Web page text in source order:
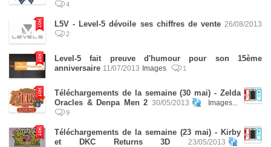
4
L5V - Level-5 dévoile ses chiffres de vente 26/08/2013
2
Level-5 fait preuve d'humour pour son 15ème
anniversaire 11/07/2013 Images 1
Téléchargements de la semaine (30 mai) - Zelda
Oracles & Denpa Men 2 30/05/2013 Images...
9
Téléchargements de la semaine (23 mai) - Kirby
et DKC Returns 3D
23/05/2013